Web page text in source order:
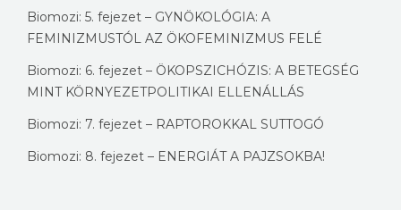
Biomozi: 5. fejezet – GYNÖKOLÓGIA: A
FEMINIZMUSTÓL AZ ÖKOFEMINIZMUS FELÉ
Biomozi: 6. fejezet – ÖKOPSZICHÓZIS: A BETEGSÉG
MINT KÖRNYEZETPOLITIKAI ELLENÁLLÁS
Biomozi: 7. fejezet – RAPTOROKKAL SUTTOGÓ
Biomozi: 8. fejezet – ENERGIÁT A PAJZSOKBA!